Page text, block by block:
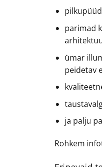
parimad
ümar
peidetav
ja palju
Rohkem